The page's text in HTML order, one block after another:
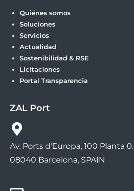
Quiénes somos
Soluciones
Servicios
Actualidad
Sostenibilidad & RSE
Licitaciones
Portal Transparencia
ZAL Port
Av. Ports d'Europa, 100 Planta 0.
08040 Barcelona, SPAIN